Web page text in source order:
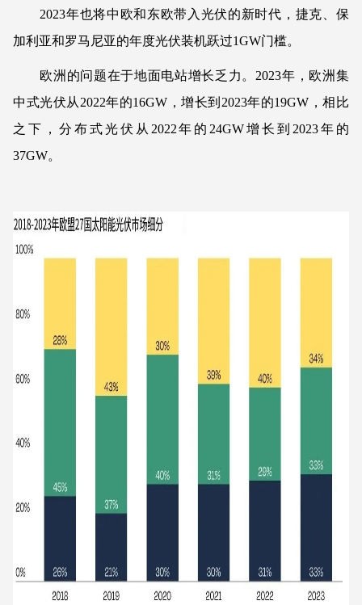
2023年也将中欧和东欧带入光伏的新时代，捷克、保
加利亚和罗马尼亚的年度光伏装机跃过1GW门槛。
欧洲的问题在于地面电站增长乏力。2023年，欧洲集
中式光伏从2022年的16GW，增长到2023年的19GW，相比
之下，分布式光伏从2022年的24GW增长到2023年的
37GW。